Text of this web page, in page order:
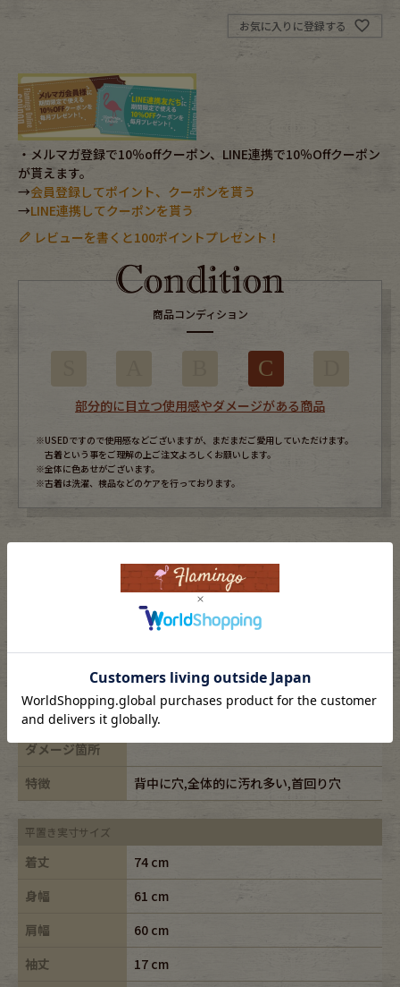
小物・アクセサリーから探す
Eye Wear
Bag
Accessory
Belt
お気に入りに登録する
・メルマガ登録で10％offクーポン、LINE連携で10％Offクーポン
が貰えます。
→会員登録してポイント、クーポンを貰う
→LINE連携してクーポンを貰う
レビューを書くと100ポイントプレゼント！
商品コンディション
C
部分的に目立つ使用感やダメージがある商品
※USEDですので使用感などございますが、まだまだご愛用していただけます。
古着という事をご理解の上ご注文よろしくお願いします。
※全体に色あせがございます。
※古着は洗濯、検品などのケアを行っております。
onesize
Kittens
90s
カラー
ホワイト/white
ダメージ箇所
特徴
背中に穴,全体的に汚れ多い,首回り穴
平置き実寸サイズ
着丈
74 cm
身幅
61 cm
肩幅
60 cm
袖丈
17 cm